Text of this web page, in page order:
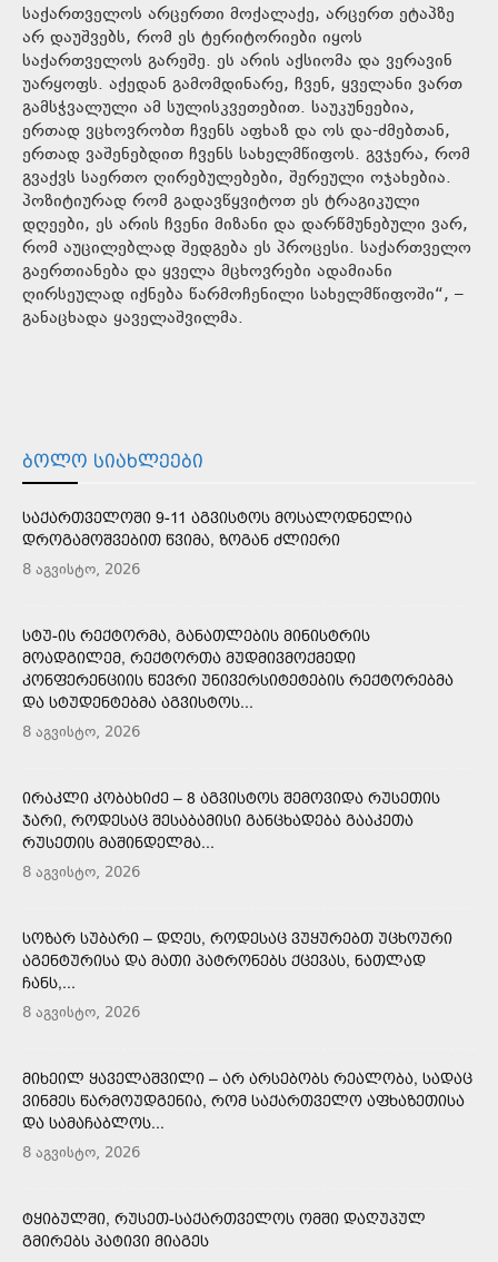
საქართველოს არცერთი მოქალაქე, არცერთ ეტაპზე
არ დაუშვებს, რომ ეს ტერიტორიები იყოს
საქართველოს გარეშე. ეს არის აქსიომა და ვერავინ
უარყოფს. აქედან გამომდინარე, ჩვენ, ყველანი ვართ
გამსჭვალული ამ სულისკვეთებით. საუკუნეებია,
ერთად ვცხოვრობთ ჩვენს აფხაზ და ოს და-ძმებთან,
ერთად ვაშენებდით ჩვენს სახელმწიფოს. გვჯერა, რომ
გვაქვს საერთო ღირებულებები, შერეული ოჯახებია.
პოზიტიურად რომ გადავწყვიტოთ ეს ტრაგიკული
დღეები, ეს არის ჩვენი მიზანი და დარწმუნებული ვარ,
რომ აუცილებლად შედგება ეს პროცესი. საქართველო
გაერთიანება და ყველა მცხოვრები ადამიანი
ღირსეულად იქნება წარმოჩენილი სახელმწიფოში“, –
განაცხადა ყაველაშვილმა.
ᲑᲝᲚᲝ ᲡᲘᲐᲮᲚᲔᲔᲑᲘ
ᲡᲐᲥᲐᲠᲗᲕᲔᲚᲝᲨᲘ 9-11 ᲐᲒᲕᲘᲡᲢᲝᲡ ᲛᲝᲡᲐᲚᲝᲓᲜᲔᲚᲘᲐ
ᲓᲠᲝᲒᲐᲛᲝᲨᲕᲔᲑᲘᲗ ᲬᲕᲘᲛᲐ, ᲖᲝᲒᲐᲜ ᲫᲚᲘᲔᲠᲘ
8 აგვისტო, 2026
ᲡᲢᲣ-ᲘᲡ ᲠᲔᲥᲢᲝᲠᲛᲐ, ᲒᲐᲜᲐᲗᲚᲔᲑᲘᲡ ᲛᲘᲜᲘᲡᲢᲠᲘᲡ
ᲛᲝᲐᲓᲒᲘᲚᲔᲛ, ᲠᲔᲥᲢᲝᲠᲗᲐ ᲛᲣᲓᲛᲘᲕᲛᲝᲥᲛᲔᲓᲘ
ᲙᲝᲜᲤᲔᲠᲔᲜᲪᲘᲘᲡ ᲬᲔᲕᲠᲘ ᲣᲜᲘᲕᲔᲠᲡᲘᲢᲔᲢᲔᲑᲘᲡ ᲠᲔᲥᲢᲝᲠᲔᲑᲛᲐ
ᲓᲐ ᲡᲢᲣᲓᲔᲜᲢᲔᲑᲛᲐ ᲐᲒᲕᲘᲡᲢᲝᲡ...
8 აგვისტო, 2026
ᲘᲠᲐᲙᲚᲘ ᲙᲝᲑᲐᲮᲘᲫᲔ – 8 ᲐᲒᲕᲘᲡᲢᲝᲡ ᲨᲔᲛᲝᲕᲘᲓᲐ ᲠᲣᲡᲔᲗᲘᲡ
ᲯᲐᲠᲘ, ᲠᲝᲓᲔᲡᲐᲪ ᲨᲔᲡᲐᲑᲐᲛᲘᲡᲘ ᲒᲐᲜᲪᲮᲐᲓᲔᲑᲐ ᲒᲐᲐᲙᲔᲗᲐ
ᲠᲣᲡᲔᲗᲘᲡ ᲛᲐᲨᲘᲜᲓᲔᲚᲛᲐ...
8 აგვისტო, 2026
ᲡᲝᲖᲐᲠ ᲡᲣᲑᲐᲠᲘ – ᲓᲦᲔᲡ, ᲠᲝᲓᲔᲡᲐᲪ ᲕᲣᲧᲣᲠᲔᲑᲗ ᲣᲪᲮᲝᲣᲠᲘ
ᲐᲒᲔᲜᲢᲣᲠᲘᲡᲐ ᲓᲐ ᲛᲐᲗᲘ ᲞᲐᲢᲠᲝᲜᲔᲑᲡ ᲥᲪᲔᲕᲐᲡ, ᲜᲐᲗᲚᲐᲓ
ᲩᲐᲜᲡ,...
8 აგვისტო, 2026
ᲛᲘᲮᲔᲘᲚ ᲧᲐᲕᲔᲚᲐᲨᲕᲘᲚᲘ – ᲐᲠ ᲐᲠᲡᲔᲑᲝᲑᲡ ᲠᲔᲐᲚᲝᲑᲐ, ᲡᲐᲓᲐᲪ
ᲕᲘᲜᲛᲔᲡ ᲬᲐᲠᲛᲝᲣᲓᲒᲔᲜᲘᲐ, ᲠᲝᲛ ᲡᲐᲥᲐᲠᲗᲕᲔᲚᲝ ᲐᲤᲮᲐᲖᲔᲗᲘᲡᲐ
ᲓᲐ ᲡᲐᲛᲐᲩᲐᲑᲚᲝᲡ...
8 აგვისტო, 2026
ᲢᲧᲘᲑᲣᲚᲨᲘ, ᲠᲣᲡᲔᲗ-ᲡᲐᲥᲐᲠᲗᲕᲔᲚᲝᲡ ᲝᲛᲨᲘ ᲓᲐᲦᲣᲞᲣᲚ
ᲒᲛᲘᲠᲔᲑᲡ ᲞᲐᲢᲘᲕᲘ ᲛᲘᲐᲒᲔᲡ